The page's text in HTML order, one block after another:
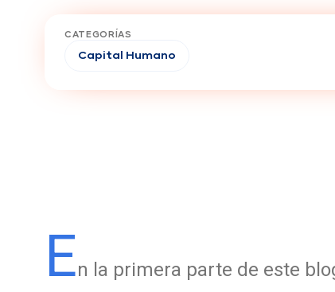
CATEGORÍAS
Capital Humano
En la primera parte de este